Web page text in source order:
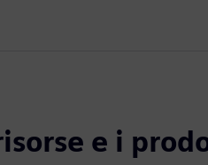
e i